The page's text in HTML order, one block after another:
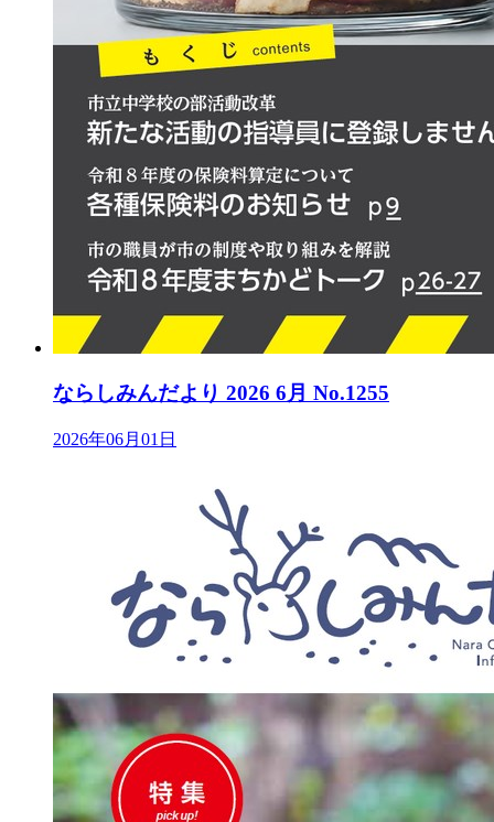
ならしみんだより 2026 6月 No.1255
2026年06月01日